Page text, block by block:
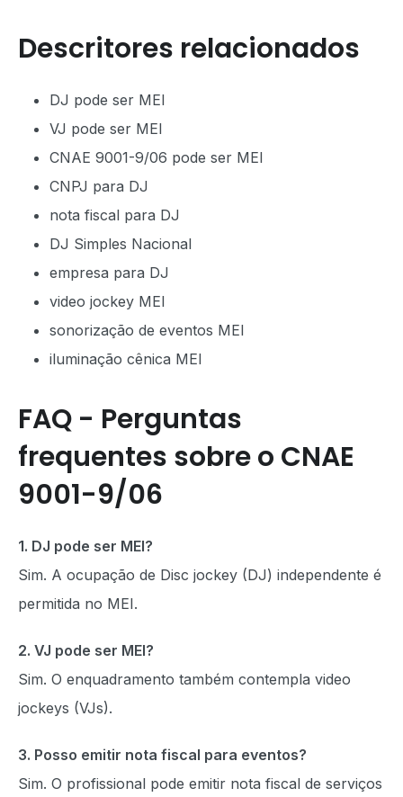
Descritores relacionados
DJ pode ser MEI
VJ pode ser MEI
CNAE 9001-9/06 pode ser MEI
CNPJ para DJ
nota fiscal para DJ
DJ Simples Nacional
empresa para DJ
video jockey MEI
sonorização de eventos MEI
iluminação cênica MEI
FAQ - Perguntas
frequentes sobre o CNAE
9001-9/06
1. DJ pode ser MEI?
Sim. A ocupação de Disc jockey (DJ) independente é
permitida no MEI.
2. VJ pode ser MEI?
Sim. O enquadramento também contempla video
jockeys (VJs).
3. Posso emitir nota fiscal para eventos?
Sim. O profissional pode emitir nota fiscal de serviços